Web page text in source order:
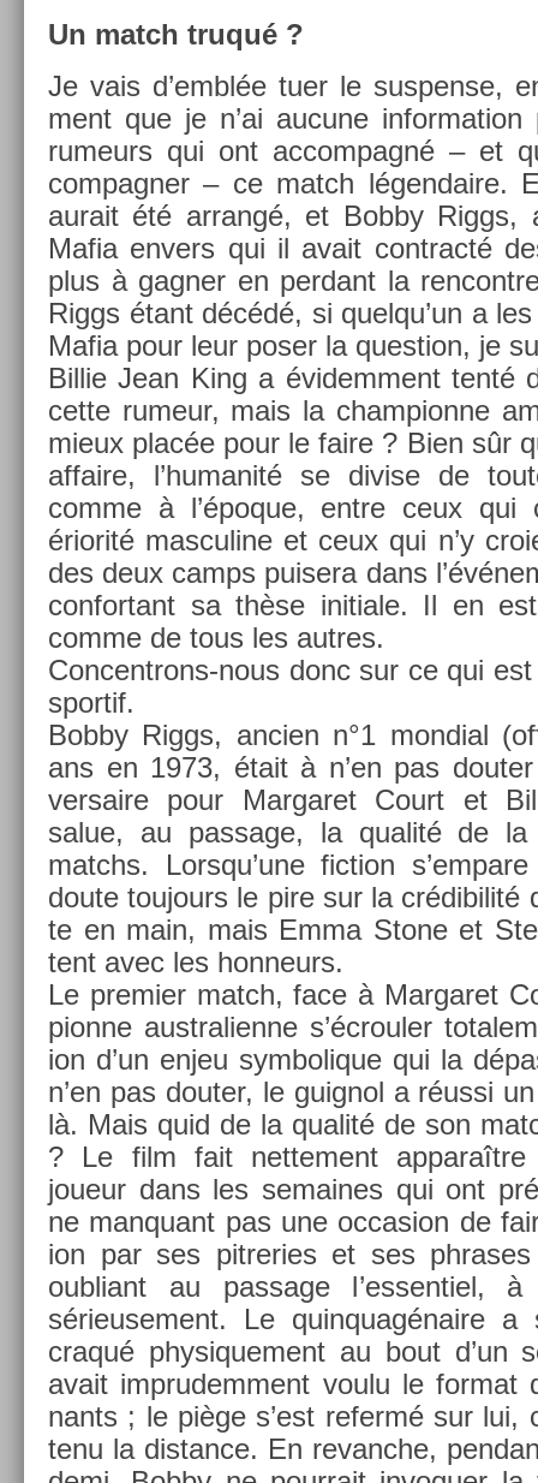
Un match truqué ?
Je vais d’emblée tuer le sus­pen­se,
ment que je n’ai aucune
rumeurs qui ont ac­compagné – et
compagn­er – ce match légen­daire.
aurait été ar­rangé, et Bobby Riggs,
Mafia en­v­ers qui il avait contra­cté
plus à gagn­er en per­dant la
Riggs étant décédé, si quel­qu’un a
Mafia pour leur poser la ques­tion, je
Bi­llie Jean King a évidem­ment tenté
cette rumeur, mais la cham­pion­ne
mieux placée pour le faire ? Bien sûr
af­faire, l’humanité se di­v­ise de
comme à l’époque, entre ceux
ériorité mas­culine et ceux qui n’y
des deux camps puisera dans
con­for­tant sa thèse in­itiale. Il en
comme de tous les aut­res.
Concentrons-nous donc sur ce qui est
spor­tif.
Bobby Riggs, an­ci­en n°1 mon­di­al
ans en 1973, était à n’en pas
versaire pour Mar­garet Court et
salue, au pas­sage, la qualité de la
matchs. Lorsqu’une fic­tion
doute toujours le pire sur la
te en main, mais Emma Stone et
tent avec les hon­neurs.
Le pre­mi­er match, face à Mar­garet
pion­ne australien­ne s’écroul­er
ion d’un enjeu sym­bolique qui la
n’en pas dout­er, le guig­nol a réussi
là. Mais quid de la qualité de son
? Le film fait net­te­ment ap­paraître
joueur dans les semaines qui ont
ne man­quant pas une oc­cas­ion de
ion par ses pit­re­ries et ses phrases
oub­liant au pas­sage l’es­sentiel, à
sérieuse­ment. Le quin­quagénaire
craqué physique­ment au bout d’un
avait im­prudem­ment voulu le
nants ; le piège s’est re­fermé sur lui,
tenu la dis­tan­ce. En re­vanche,